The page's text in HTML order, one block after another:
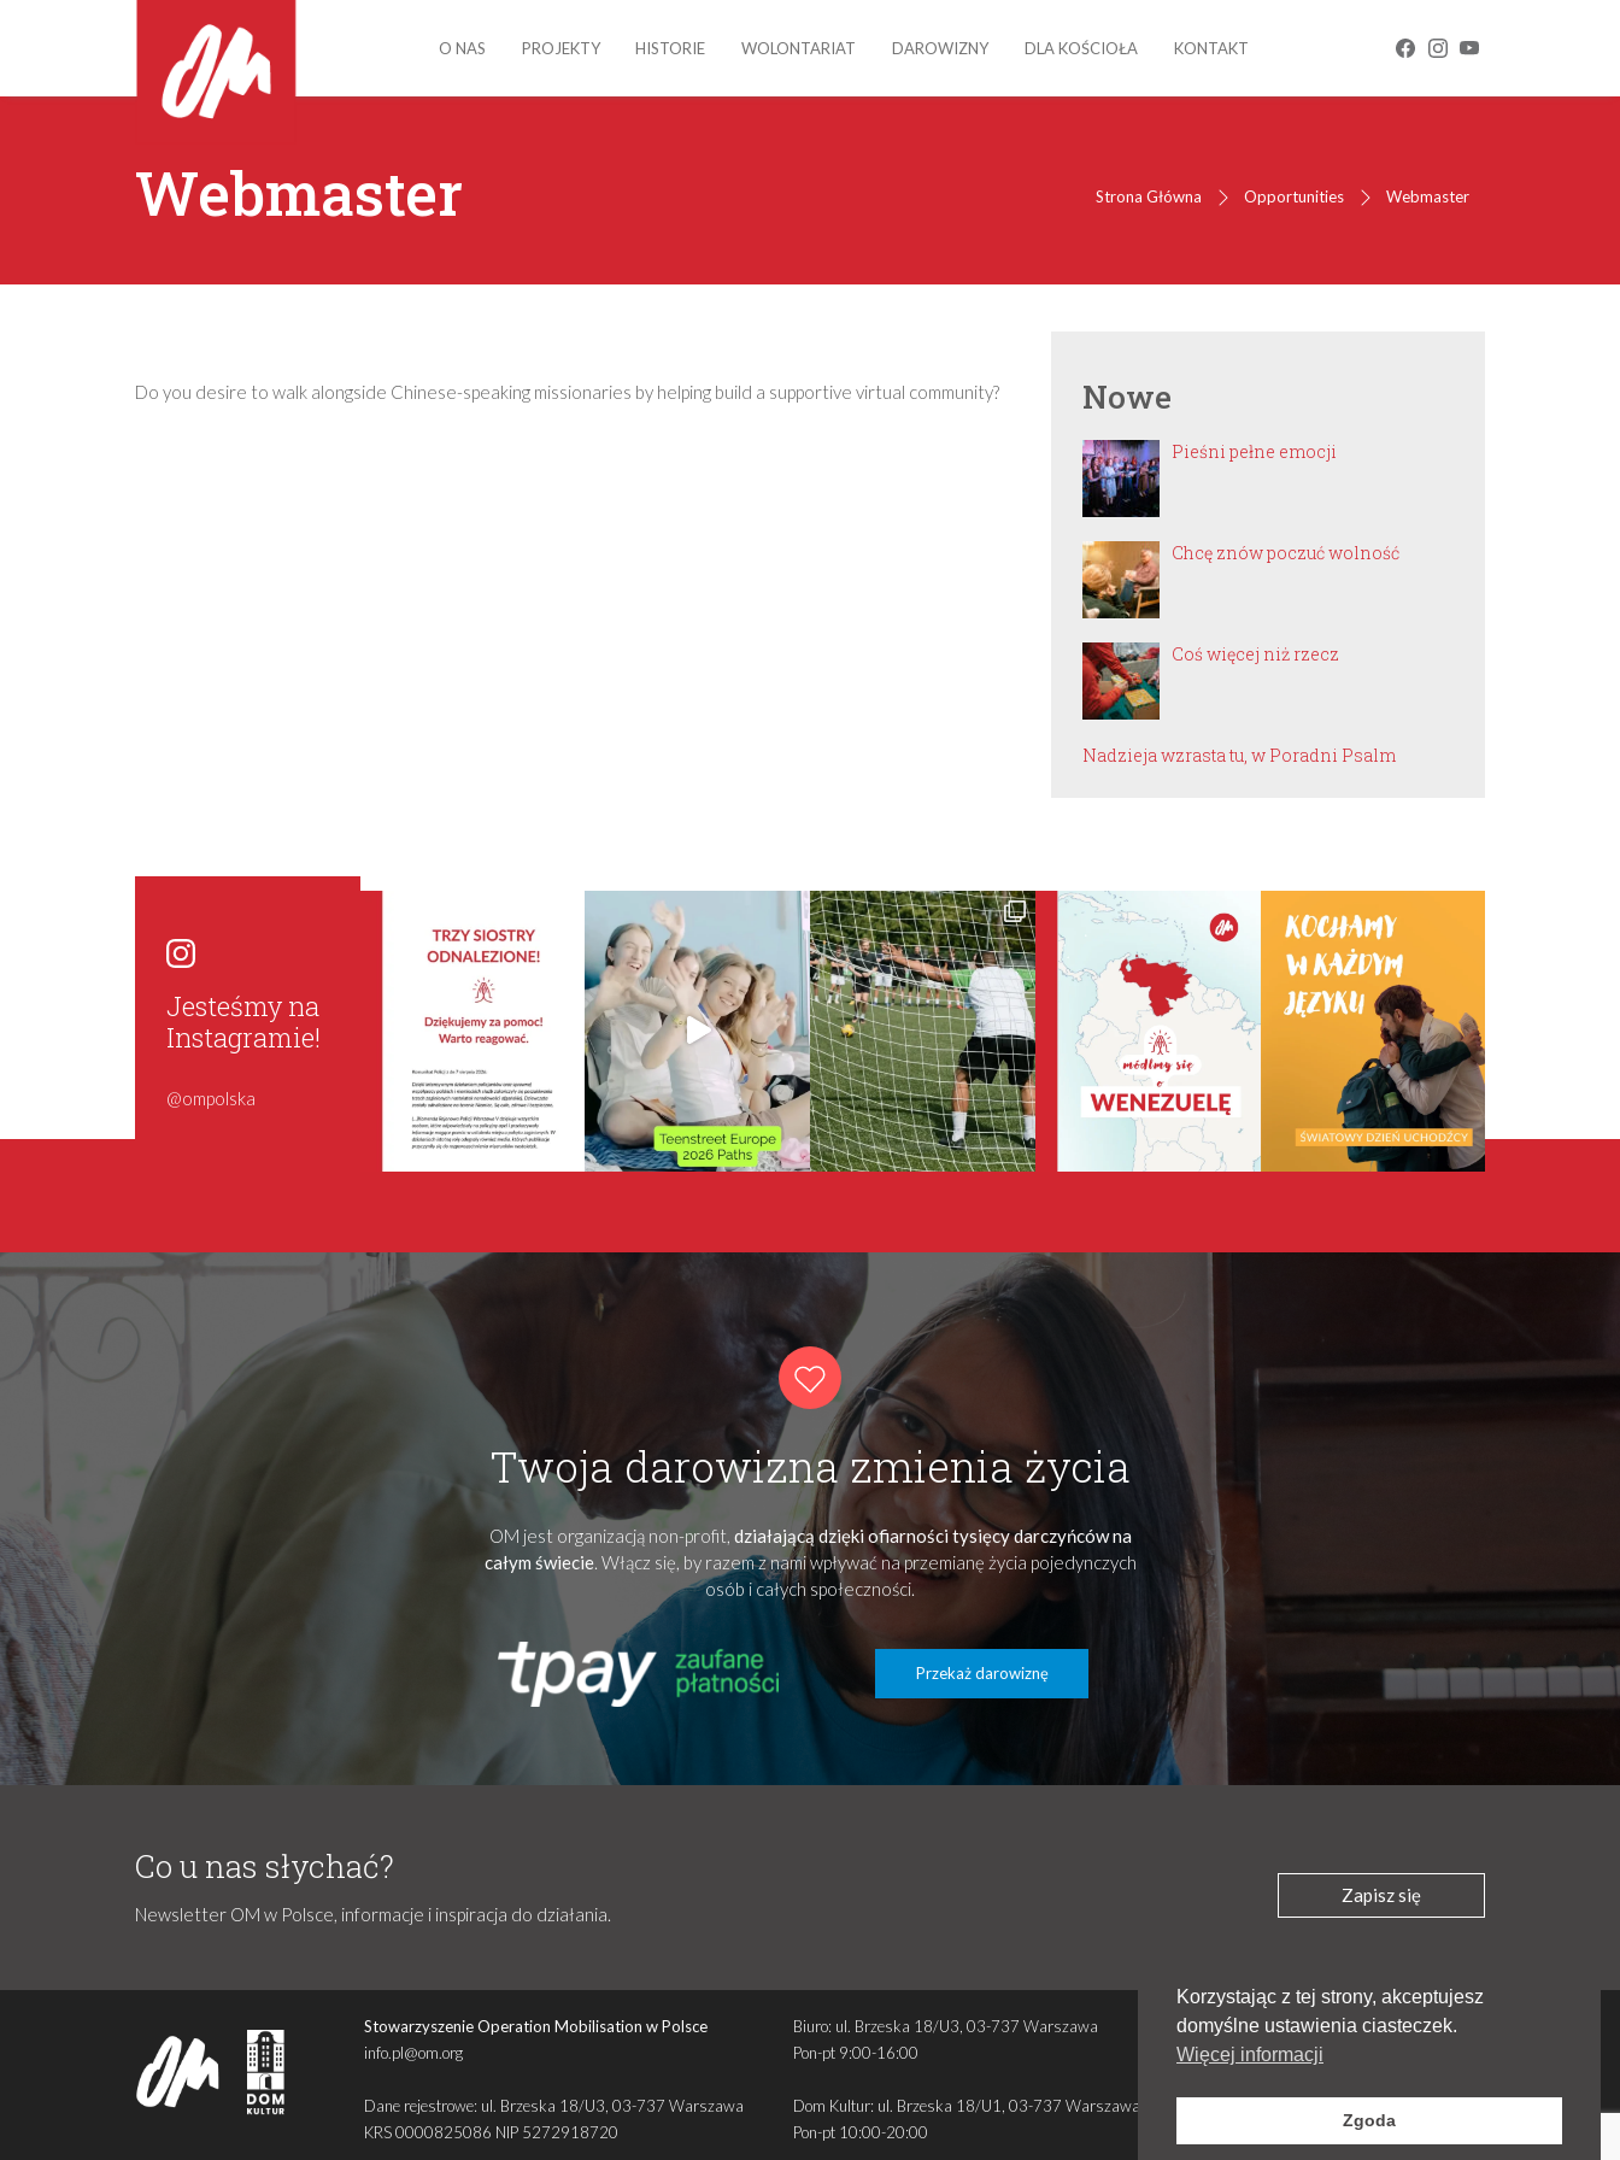
O NAS PROJEKTY HISTORIE WOLONTARIAT DAROWIZNY DLA KOŚCIOŁA KONTAKT
Webmaster Strona Główna Opportunities Webmaster
Do you desire to walk alongside Chinese-speaking missionaries by helping build a supportive virtual community? Nowe
Pieśni pełne emocji
Chcę znów poczuć wolność
Coś więcej niż rzecz
Nadzieja wzrasta tu, w Poradni Psalm
Jesteśmy na
Instagramie!
@ompolska
Twoja darowizna zmienia życia
OM jest organizacją non-profit, działającą dzięki ofiarności tysięcy darczyńców na
całym świecie. Włącz się, by razem z nami wpływać na przemianę życia pojedynczych
osób i całych społeczności.
Przekaż darowiznę
Co u nas słychać?
Newsletter OM w Polsce, informacje i inspiracja do działania.
Zapisz się
Stowarzyszenie Operation Mobilisation w Polsce
info.pl@om.org
Dane rejestrowe: ul. Brzeska 18/U3, 03-737 Warszawa
KRS 0000825086 NIP 5272918720
Biuro: ul. Brzeska 18/U3, 03-737 Warszawa
Pon-pt 9:00-16:00
Dom Kultur: ul. Brzeska 18/U1, 03-737 Warszawa
Pon-pt 10:00-20:00
Polityka prywatności
Regulamin - sklep i darowizny
Stowarzyszenie - statut, zarząd, sprawozdania
Wszelkie prawa zastrzeżone
Korzystając z tej strony, akceptujesz
domyślne ustawienia ciasteczek.
Więcej informacji
Zgoda